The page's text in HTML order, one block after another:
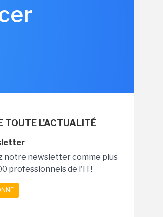
TOUTE L'ACTUALITÉ
notre newsletter comme plus
professionnels de l'IT!